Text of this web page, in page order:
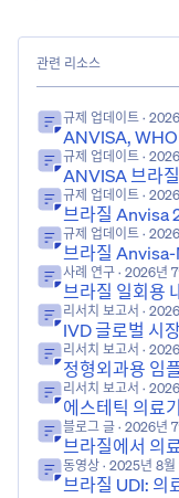
관련 리소스
규제 업데이트 ·
ANVISA,
규제 업데이트 ·
ANVISA 브라
규제 업데이트 ·
브라질 Anvisa
규제 업데이트 ·
브라질
사례 연구 · 2026년
브라질 일회용
리서치 보고서 ·
IVD 글로벌 시
리서치 보고서 ·
정형외과용 임
리서치 보고서 ·
에스테틱 의료
블로그 글 · 2026년
브라질에서 의
동영상 · 2025년 8월
브라질 UDI: 의